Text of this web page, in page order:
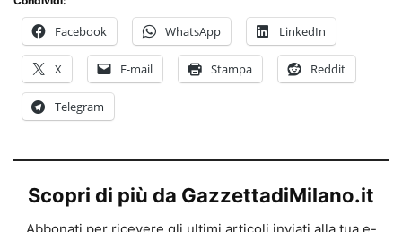
Facebook WhatsApp LinkedIn
X E-mail Stampa Reddit
Telegram
Scopri di più da GazzettadiMilano.it
Abbonati per ricevere gli ultimi articoli inviati alla tua e-